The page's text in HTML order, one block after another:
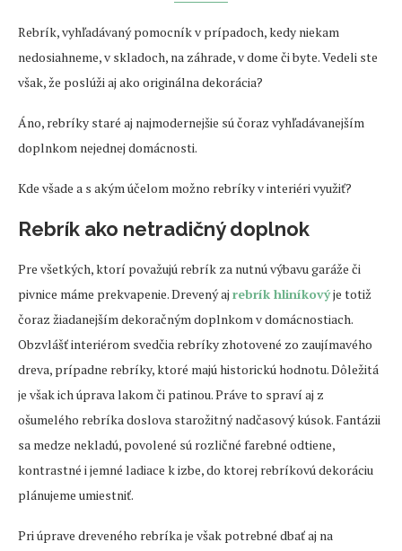
Rebrík, vyhľadávaný pomocník v prípadoch, kedy niekam
nedosiahneme, v skladoch, na záhrade, v dome či byte. Vedeli ste
však, že poslúži aj ako originálna dekorácia?
Áno, rebríky staré aj najmodernejšie sú čoraz vyhľadávanejším
doplnkom nejednej domácnosti.
Kde všade a s akým účelom možno rebríky v interiéri využiť?
Rebrík ako netradičný doplnok
Pre všetkých, ktorí považujú rebrík za nutnú výbavu garáže či
pivnice máme prekvapenie. Drevený aj rebrík hliníkovýje totiž
čoraz žiadanejším dekoračným doplnkom v domácnostiach.
Obzvlášť interiérom svedčia rebríky zhotovené zo zaujímavého
dreva, prípadne rebríky, ktoré majú historickú hodnotu. Dôležitá
je však ich úprava lakom či patinou. Práve to spraví aj z
ošumelého rebríka doslova starožitný nadčasový kúsok. Fantázii
sa medze nekladú, povolené sú rozličné farebné odtiene,
kontrastné i jemné ladiace k izbe, do ktorej rebríkovú dekoráciu
plánujeme umiestniť.
Pri úprave dreveného rebríka je však potrebné dbať aj na